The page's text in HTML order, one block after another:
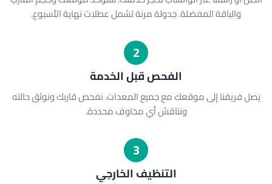
والباقة المفضلة. جدولة مرنة تشمل عطلات نهاية الأسبوع.
2
الفحص قبل الخدمة
يصل فريقنا إلى موقعك مع جميع المعدات. نفحص قاربك ونوثق حالته
ونناقش أي مخاوف محددة.
3
التنظيف الخارجي